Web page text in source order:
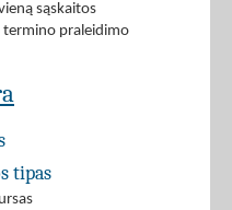
sąskaitos
praleidimo
tipas